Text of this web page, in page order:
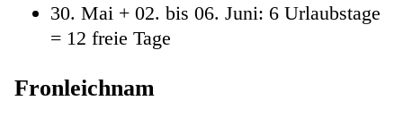
30. Mai + 02. bis 06. Juni: 6 Urlaubstage
= 12 freie Tage
Fronleichnam